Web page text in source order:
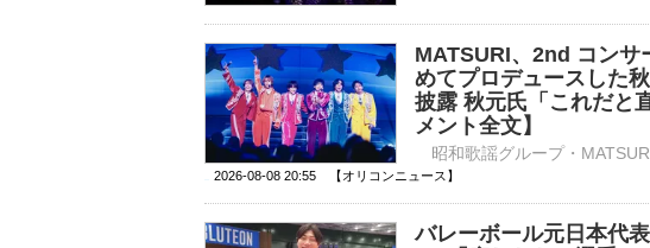
MATSURI、2nd コン
めてプロデュースした
披露 秋元氏「これだと
メント全文】
2026-08-08 20:55 【オリコンニュース】
バレーボール元日本代